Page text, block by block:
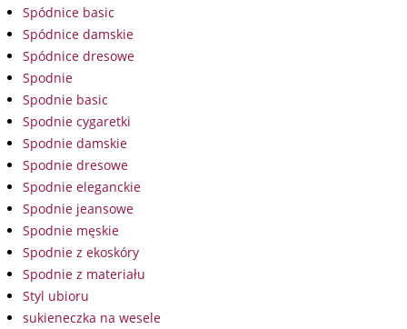
Spódnice basic
Spódnice damskie
Spódnice dresowe
Spodnie
Spodnie basic
Spodnie cygaretki
Spodnie damskie
Spodnie dresowe
Spodnie eleganckie
Spodnie jeansowe
Spodnie męskie
Spodnie z ekoskóry
Spodnie z materiału
Styl ubioru
sukieneczka na wesele